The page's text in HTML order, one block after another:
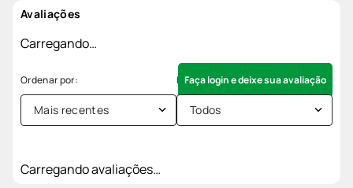
Avaliações
Carregando…
Faça login e deixe sua avaliação
Mais recentes Todos
Carregando avaliações…